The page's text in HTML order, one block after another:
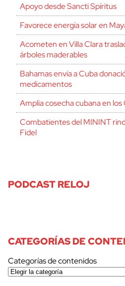
Apoyo desde Sancti Spíritus
Favorece energía solar en
Acometen en Villa Clara
árboles maderables
Bahamas envía a Cuba
medicamentos
Amplia cosecha cubana en
Combatientes del MININT
Fidel
PODCAST RELOJ
CATEGORÍAS DE
Categorías de contenidos